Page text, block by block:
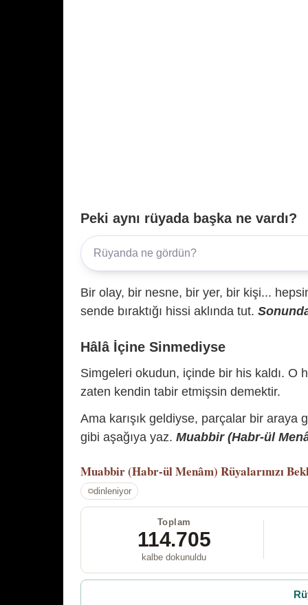
Peki aynı rüyada başka ne vardı?
Bir olay, bir nesne, bir yer, bir kişi...
sende bıraktığı hissi aklında tut.
Hâlâ İçine Sinmediyse
Simgeleri okudun, içinde bir his kaldı. O
zaten kendin tabir etmişsin demektir.
Ama karışık geldiyse, parçalar bir araya
gibi aşağıya yaz. Muabbir (Habr-ül
Muabbir (Habr-ül Menâm) Rüyalarınızı
dinleniyor
Toplam
114.705
kalbe dokunuldu